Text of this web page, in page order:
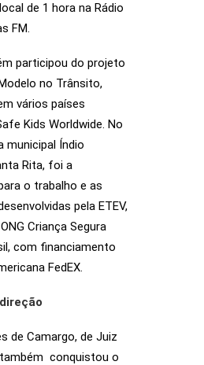
de 1 hora na Rádio
FM.
participou do projeto
no Trânsito,
vários países
Kids Worldwide. No
municipal Índio
Rita, foi a
o trabalho e as
pela ETEV,
Criança Segura
com financiamento
FedEX.
direção
de Camargo, de Juiz
também conquistou o